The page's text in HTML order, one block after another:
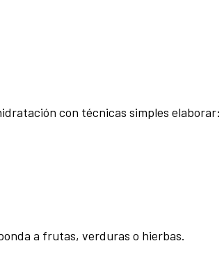
con técnicas simples elaborar:
a frutas, verduras o hierbas.